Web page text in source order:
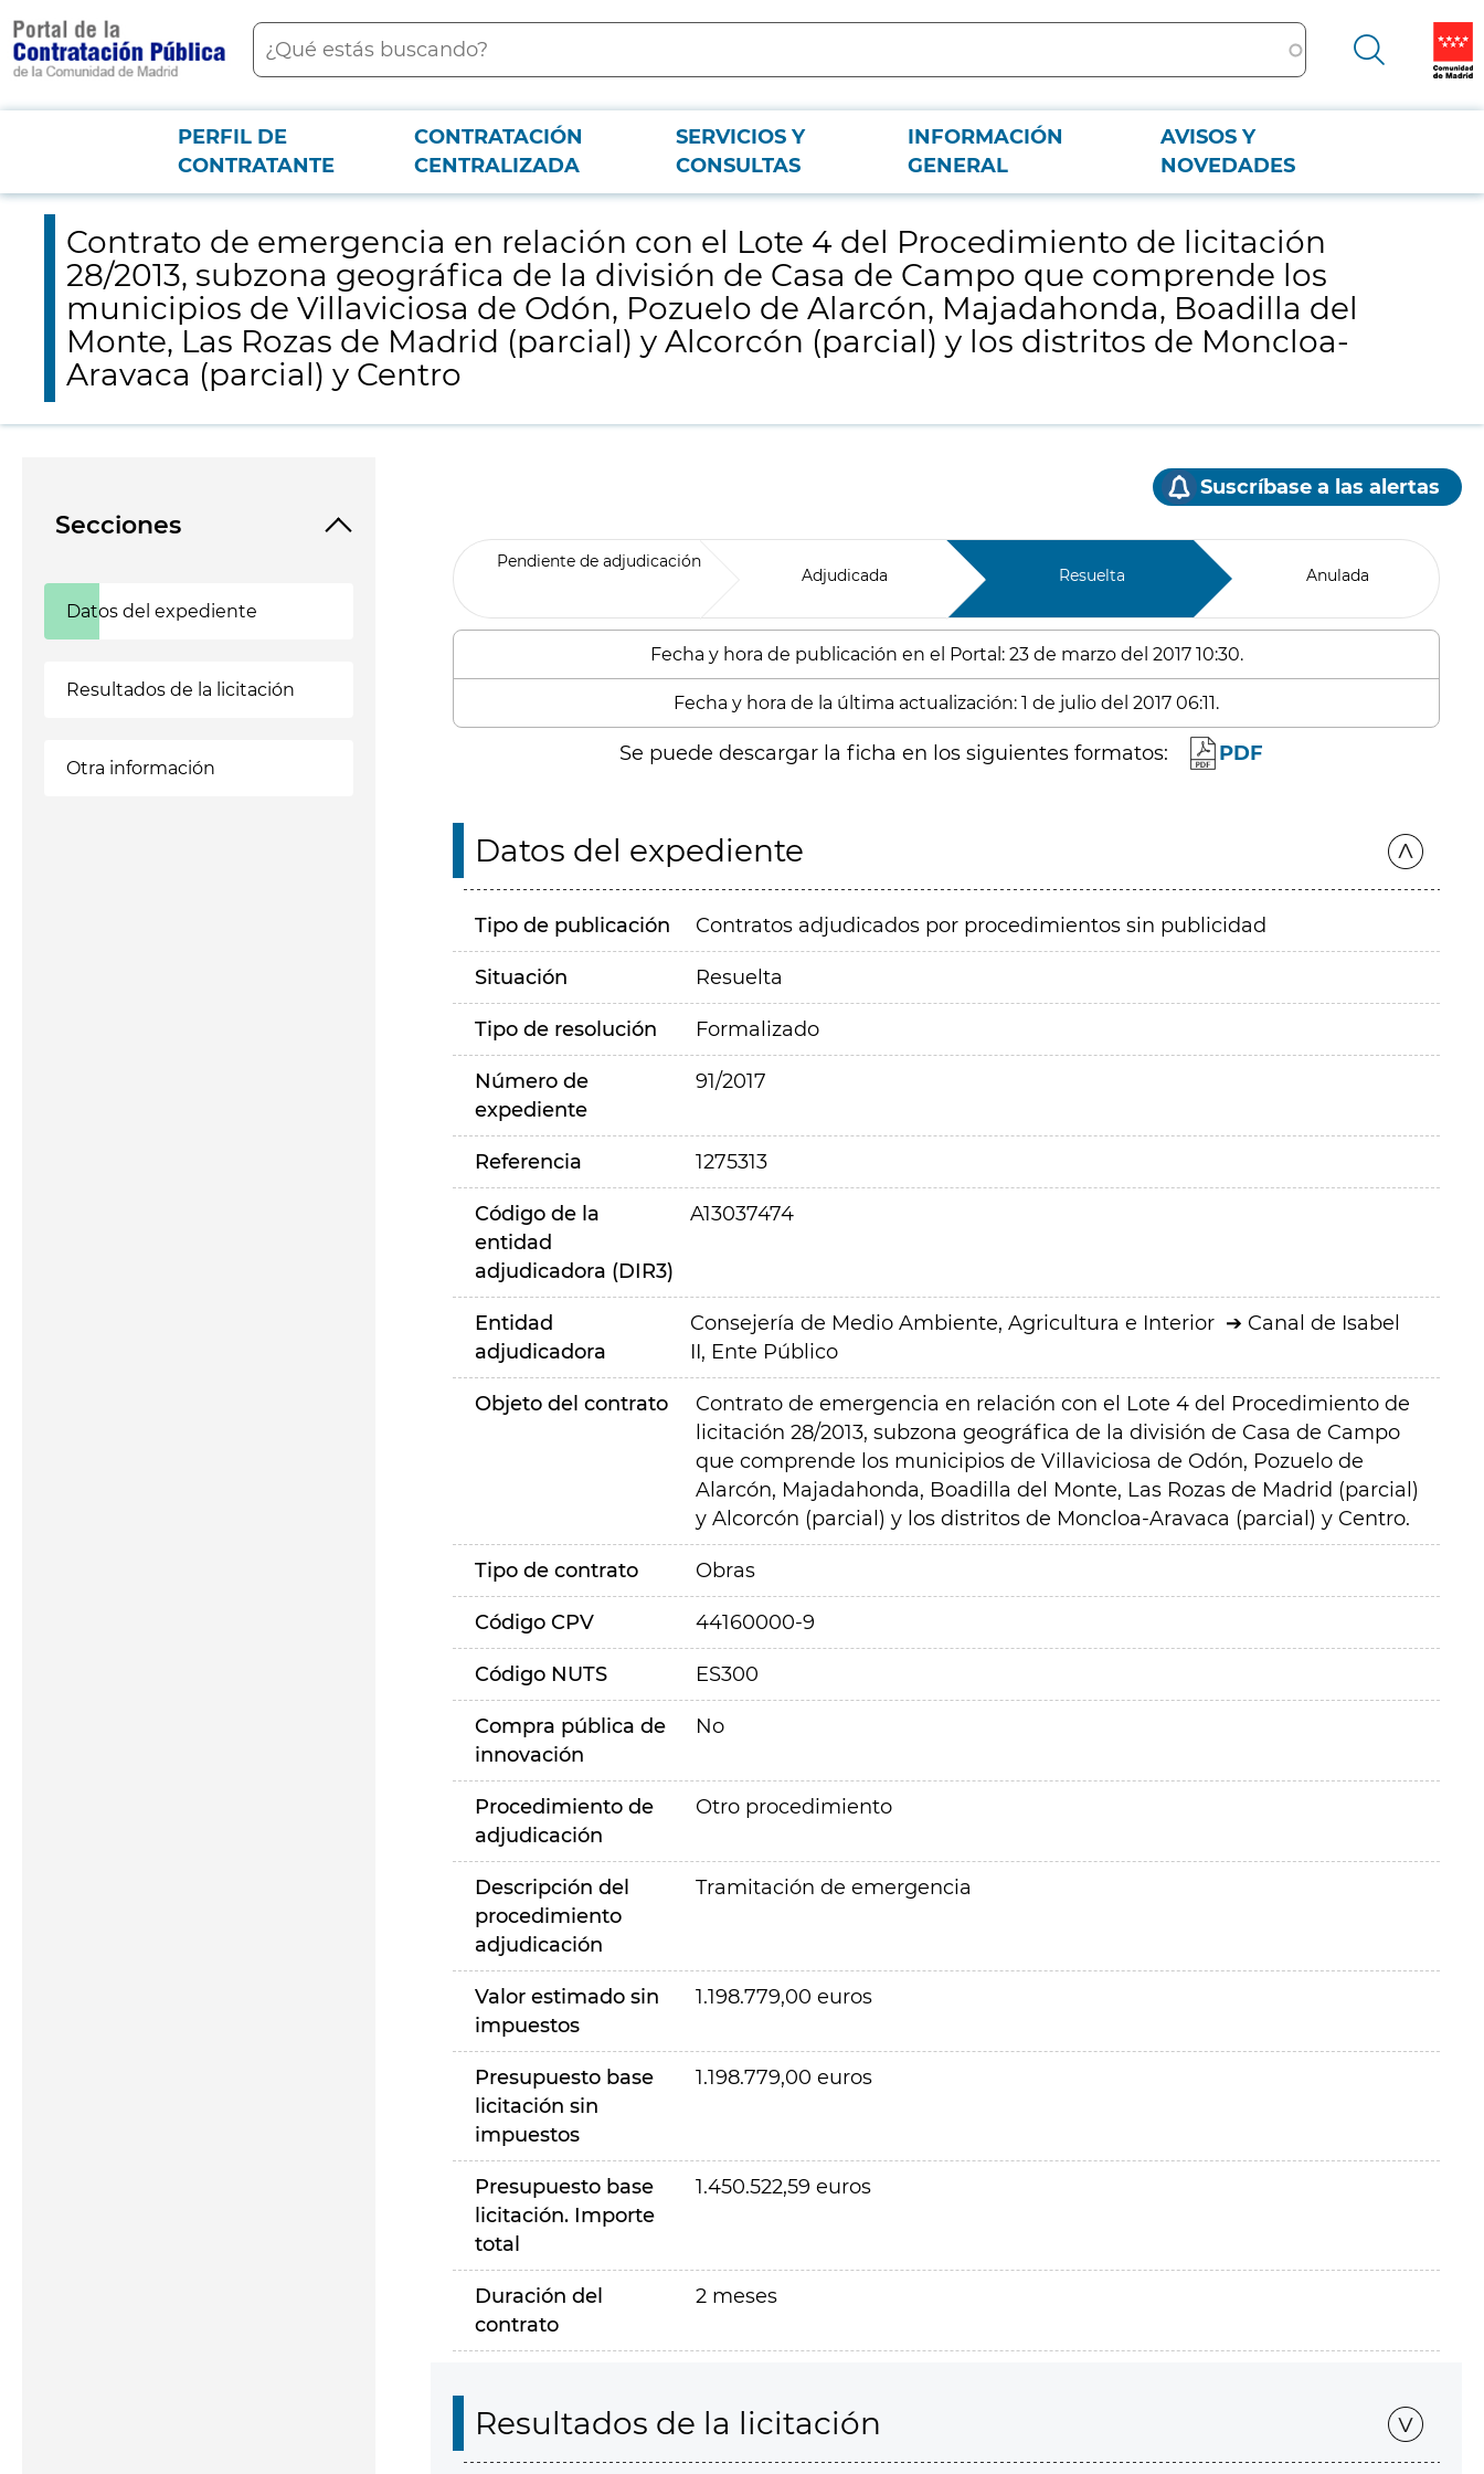
contenido
principal
Buscar
Menú PCON
PERFIL DE
CONTRATANTE
CONTRATACIÓN
CENTRALIZADA
SERVICIOS Y
CONSULTAS
INFORMACIÓN
GENERAL
AVISOS Y
NOVEDADES
Contrato de emergencia en relación con el Lote 4 del Procedimiento de licitación 28/2013, subzona geográfica de la división de Casa de Campo que comprende los municipios de Villaviciosa de Odón, Pozuelo de
Alarcón, Majadahonda, Boadilla del Monte, Las Rozas de Madrid (parcial) y Alcorcón (parcial) y los distritos de Moncloa-Aravaca (parcial) y Centro
Contrato de emergencia en relación con el Lote 4 del Procedimiento de licitación
28/2013, subzona geográfica de la división de Casa de Campo que comprende los
municipios de Villaviciosa de Odón, Pozuelo de Alarcón, Majadahonda, Boadilla del
Monte, Las Rozas de Madrid (parcial) y Alcorcón (parcial) y los distritos de Moncloa-
Aravaca (parcial) y Centro
Secciones
Datos del expediente
Resultados de la licitación
Otra información
Suscríbase a las alertas
Pendiente de adjudicación
Adjudicada Resuelta Anulada
Fecha y hora de publicación en el Portal: 23 de marzo del 2017 10:30.
Fecha y hora de la última actualización: 1 de julio del 2017 06:11.
Se puede descargar la ficha en los siguientes formatos: PDF
Datos del expediente
Tipo de publicación Contratos adjudicados por procedimientos sin publicidad
Situación Resuelta
Tipo de resolución Formalizado
Número de
expediente
91/2017
Referencia 1275313
Código de la
entidad
adjudicadora (DIR3)
A13037474
Entidad
adjudicadora
Consejería de Medio Ambiente, Agricultura e Interior
Canal de Isabel
II, Ente Público
Objeto del contrato
Contrato de emergencia en relación con el Lote 4 del Procedimiento de
licitación 28/2013, subzona geográfica de la división de Casa de Campo
que comprende los municipios de Villaviciosa de Odón, Pozuelo de
Alarcón, Majadahonda, Boadilla del Monte, Las Rozas de Madrid (parcial)
y Alcorcón (parcial) y los distritos de Moncloa-Aravaca (parcial) y Centro.
Tipo de contrato Obras
Código CPV 44160000-9
Código NUTS ES300
Compra pública de
innovación
No
Procedimiento de
adjudicación
Otro procedimiento
Descripción del
procedimiento
adjudicación
Tramitación de emergencia
Valor estimado sin
impuestos
1.198.779,00 euros
Presupuesto base
licitación sin
impuestos
1.198.779,00 euros
Presupuesto base
licitación. Importe
total
1.450.522,59 euros
Duración del
contrato
2 meses
Resultados de la licitación